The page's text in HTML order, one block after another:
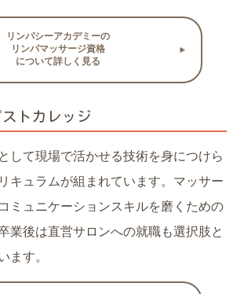
リンパシーアカデミーの
リンパマッサージ資格
について詳しく見る
ストカレッジ
して現場で活かせる技術を身につけら
キュラムが組まれています。マッサー
ミュニケーションスキルを磨くための
業後は直営サロンへの就職も選択肢と
ます。